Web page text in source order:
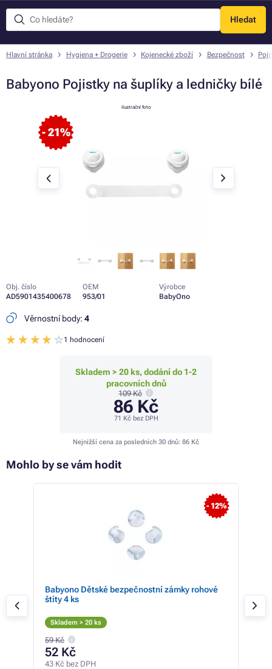
Hledat
Menu
Hlavní stránka Hygiena + Drogerie Kojenecké zboží Bezpečnost
Babyono Pojistky na šuplíky a ledničky bílé
- 21%
ilustrační foto
Obj. číslo
AD5901435400678
OEM
953/01
Výrobce
BabyOno
Věrnostní body: 4
1 hodnocení
Skladem > 20 ks, dodání do 1-2
pracovních dnů
109 Kč
86 Kč
71 Kčbez DPH
Nejnižší cena za posledních 30 dnů: 86 Kč
Mohlo by se vám hodit
- 12%
Babyono Dětské bezpečnostní zámky rohové
štíty 4 ks
Skladem > 20 ks
59 Kč
52 Kč
43 Kč bez DPH